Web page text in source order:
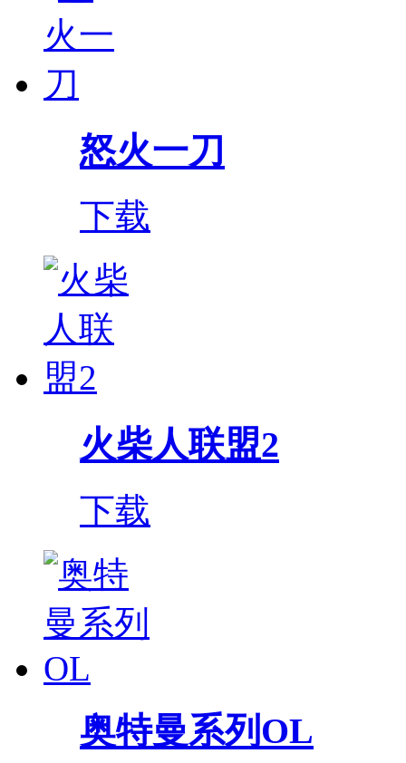
怒火一刀
下载
火柴人联盟2
下载
奥特曼系列OL